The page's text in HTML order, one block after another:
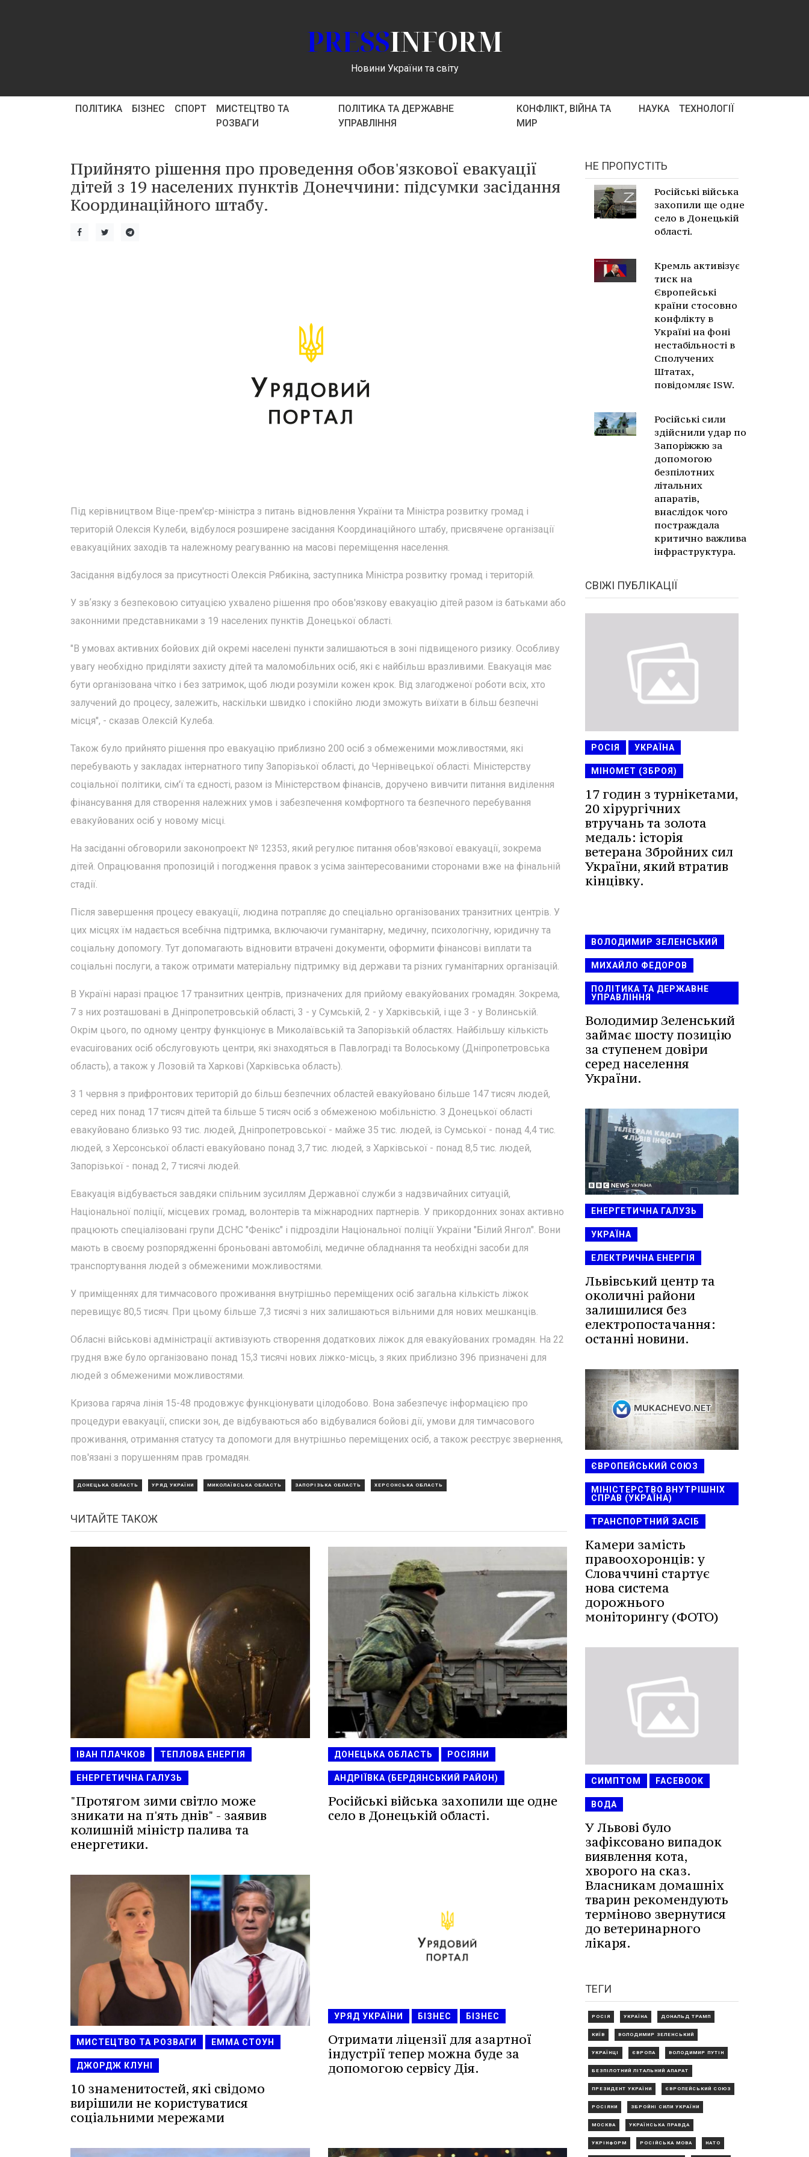
PRESSINFORM
Новини України та світу
ПОЛІТИКА БІЗНЕС СПОРТ
МИСТЕЦТВО ТА
РОЗВАГИ
ПОЛІТИКА ТА ДЕРЖАВНЕ
УПРАВЛІННЯ
КОНФЛІКТ, ВІЙНА ТА
МИР
НАУКА ТЕХНОЛОГІЇ
Прийнято рішення про проведення обов'язкової евакуації
дітей з 19 населених пунктів Донеччини: підсумки засідання
Координаційного штабу.
Під керівництвом Віце-прем'єр-міністра з питань відновлення України та Міністра розвитку громад і
територій Олексія Кулеби, відбулося розширене засідання Координаційного штабу, присвячене організації
евакуаційних заходів та належному реагуванню на масові переміщення населення.
Засідання відбулося за присутності Олексія Рябикіна, заступника Міністра розвитку громад і територій.
У звʼязку з безпековою ситуацією ухвалено рішення про обов'язкову евакуацію дітей разом із батьками або
законними представниками з 19 населених пунктів Донецької області.
"В умовах активних бойових дій окремі населені пункти залишаються в зоні підвищеного ризику. Особливу
увагу необхідно приділяти захисту дітей та маломобільних осіб, які є найбільш вразливими. Евакуація має
бути організована чітко і без затримок, щоб люди розуміли кожен крок. Від злагодженої роботи всіх, хто
залучений до процесу, залежить, наскільки швидко і спокійно люди зможуть виїхати в більш безпечні
місця", - сказав Олексій Кулеба.
Також було прийнято рішення про евакуацію приблизно 200 осіб з обмеженими можливостями, які
перебувають у закладах інтернатного типу Запорізької області, до Чернівецької області. Міністерству
соціальної політики, сім'ї та єдності, разом із Міністерством фінансів, доручено вивчити питання виділення
фінансування для створення належних умов і забезпечення комфортного та безпечного перебування
евакуйованих осіб у новому місці.
На засіданні обговорили законопроект № 12353, який регулює питання обов'язкової евакуації, зокрема
дітей. Опрацювання пропозицій і погодження правок з усіма заінтересованими сторонами вже на фінальній
стадії.
Після завершення процесу евакуації, людина потрапляє до спеціально організованих транзитних центрів. У
цих місцях їм надається всебічна підтримка, включаючи гуманітарну, медичну, психологічну, юридичну та
соціальну допомогу. Тут допомагають відновити втрачені документи, оформити фінансові виплати та
соціальні послуги, а також отримати матеріальну підтримку від держави та різних гуманітарних організацій.
В Україні наразі працює 17 транзитних центрів, призначених для прийому евакуйованих громадян. Зокрема,
7 з них розташовані в Дніпропетровській області, 3 - у Сумській, 2 - у Харківській, і ще 3 - у Волинській.
Окрім цього, по одному центру функціонує в Миколаївській та Запорізькій областях. Найбільшу кількість
evacuiroваних осіб обслуговують центри, які знаходяться в Павлограді та Волоському (Дніпропетровська
область), а також у Лозовій та Харкові (Харківська область).
З 1 червня з прифронтових територій до більш безпечних областей евакуйовано більше 147 тисяч людей,
серед них понад 17 тисяч дітей та більше 5 тисяч осіб з обмеженою мобільністю. З Донецької області
евакуйовано близько 93 тис. людей, Дніпропетровської - майже 35 тис. людей, із Сумської - понад 4,4 тис.
людей, з Херсонської області евакуйовано понад 3,7 тис. людей, з Харківської - понад 8,5 тис. людей,
Запорізької - понад 2, 7 тисячі людей.
Евакуація відбувається завдяки спільним зусиллям Державної служби з надзвичайних ситуацій,
Національної поліції, місцевих громад, волонтерів та міжнародних партнерів. У прикордонних зонах активно
працюють спеціалізовані групи ДСНС "Фенікс" і підрозділи Національної поліції України "Білий Янгол". Вони
мають в своєму розпорядженні броньовані автомобілі, медичне обладнання та необхідні засоби для
транспортування людей з обмеженими можливостями.
У приміщеннях для тимчасового проживання внутрішньо переміщених осіб загальна кількість ліжок
перевищує 80,5 тисяч. При цьому більше 7,3 тисячі з них залишаються вільними для нових мешканців.
Обласні військові адміністрації активізують створення додаткових ліжок для евакуйованих громадян. На 22
грудня вже було організовано понад 15,3 тисячі нових ліжко-місць, з яких приблизно 396 призначені для
людей з обмеженими можливостями.
Кризова гаряча лінія 15-48 продовжує функціонувати цілодобово. Вона забезпечує інформацією про
процедури евакуації, списки зон, де відбуваються або відбувалися бойові дії, умови для тимчасового
проживання, отримання статусу та допомоги для внутрішньо переміщених осіб, а також реєструє звернення,
пов'язані з порушенням прав громадян.
ДОНЕЦЬКА ОБЛАСТЬ УРЯД УКРАЇНИ МИКОЛАЇВСЬКА ОБЛАСТЬ ЗАПОРІЗЬКА ОБЛАСТЬ ХЕРСОНСЬКА ОБЛАСТЬ
ЧИТАЙТЕ ТАКОЖ
ІВАН ПЛАЧКОВ ТЕПЛОВА ЕНЕРГІЯ
ЕНЕРГЕТИЧНА ГАЛУЗЬ
"Протягом зими світло може
зникати на п'ять днів" - заявив
колишній міністр палива та
енергетики.
ДОНЕЦЬКА ОБЛАСТЬ РОСІЯНИ
АНДРІЇВКА (БЕРДЯНСЬКИЙ РАЙОН)
Російські війська захопили ще одне
село в Донецькій області.
МИСТЕЦТВО ТА РОЗВАГИ ЕММА СТОУН
ДЖОРДЖ КЛУНІ
10 знаменитостей, які свідомо
вирішили не користуватися
соціальними мережами
УРЯД УКРАЇНИ БІЗНЕС БІЗНЕС
Отримати ліцензії для азартної
індустрії тепер можна буде за
допомогою сервісу Дія.
НЕ ПРОПУСТІТЬ
Російські війська
захопили ще одне
село в Донецькій
області.
Кремль активізує
тиск на
Європейські
країни стосовно
конфлікту в
Україні на фоні
нестабільності в
Сполучених
Штатах,
повідомляє ISW.
Російські сили
здійснили удар по
Запоріжжю за
допомогою
безпілотних
літальних
апаратів,
внаслідок чого
постраждала
критично важлива
інфраструктура.
СВІЖІ ПУБЛІКАЦІЇ
РОСІЯ УКРАЇНА
МІНОМЕТ (ЗБРОЯ)
17 годин з турнікетами,
20 хірургічних
втручань та золота
медаль: історія
ветерана Збройних сил
України, який втратив
кінцівку.
ВОЛОДИМИР ЗЕЛЕНСЬКИЙ
МИХАЙЛО ФЕДОРОВ
ПОЛІТИКА ТА ДЕРЖАВНЕ
УПРАВЛІННЯ
Володимир Зеленський
займає шосту позицію
за ступенем довіри
серед населення
України.
ЕНЕРГЕТИЧНА ГАЛУЗЬ
УКРАЇНА
ЕЛЕКТРИЧНА ЕНЕРГІЯ
Львівський центр та
околичні райони
залишилися без
електропостачання:
останні новини.
ЄВРОПЕЙСЬКИЙ СОЮЗ
МІНІСТЕРСТВО ВНУТРІШНІХ
СПРАВ (УКРАЇНА)
ТРАНСПОРТНИЙ ЗАСІБ
Камери замість
правоохоронців: у
Словаччині стартує
нова система
дорожнього
моніторингу (ФОТО)
СИМПТОМ FACEBOOK
ВОДА
У Львові було
зафіксовано випадок
виявлення кота,
хворого на сказ.
Власникам домашніх
тварин рекомендують
терміново звернутися
до ветеринарного
лікаря.
ТЕГИ
РОСІЯ УКРАЇНА ДОНАЛЬД ТРАМП
КИЇВ ВОЛОДИМИР ЗЕЛЕНСЬКИЙ
УКРАЇНЦІ ЄВРОПА ВОЛОДИМИР ПУТІН
БЕЗПІЛОТНИЙ ЛІТАЛЬНИЙ АПАРАТ
ПРЕЗИДЕНТ УКРАЇНИ ЄВРОПЕЙСЬКИЙ СОЮЗ
РОСІЯНИ ЗБРОЙНІ СИЛИ УКРАЇНИ
МОСКВА УКРАЇНСЬКА ПРАВДА
УКРІНФОРМ РОСІЙСЬКА МОВА НАТО